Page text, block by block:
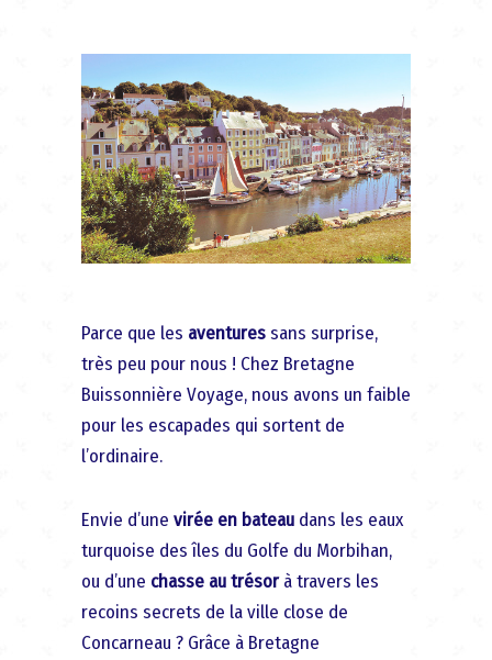
Parce que les aventuressans surprise,
très peu pour nous ! Chez Bretagne
Buissonnière Voyage, nous avons un faible
pour les escapades qui sortent de
l’ordinaire.
Envie d’une virée en bateau dans les eaux
turquoise des îles du Golfe du Morbihan,
ou d’une chasse au trésorà travers les
recoins secrets de la ville close de
Concarneau ? Grâce à Bretagne